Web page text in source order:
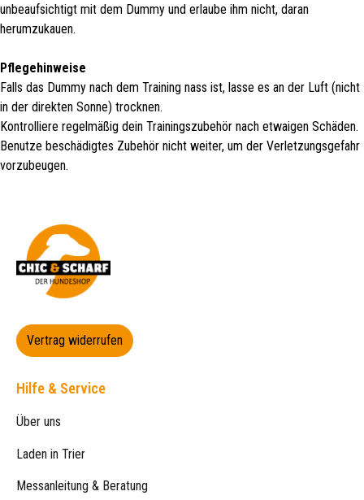
unbeaufsichtigt mit dem Dummy und erlaube ihm nicht, daran
herumzukauen.
Pflegehinweise
Falls das Dummy nach dem Training nass ist, lasse es an der Luft (nicht
in der direkten Sonne) trocknen.
Kontrolliere regelmäßig dein Trainingszubehör nach etwaigen Schäden.
Benutze beschädigtes Zubehör nicht weiter, um der Verletzungsgefahr
vorzubeugen.
Vertrag widerrufen
Hilfe & Service
Über uns
Laden in Trier
Messanleitung & Beratung